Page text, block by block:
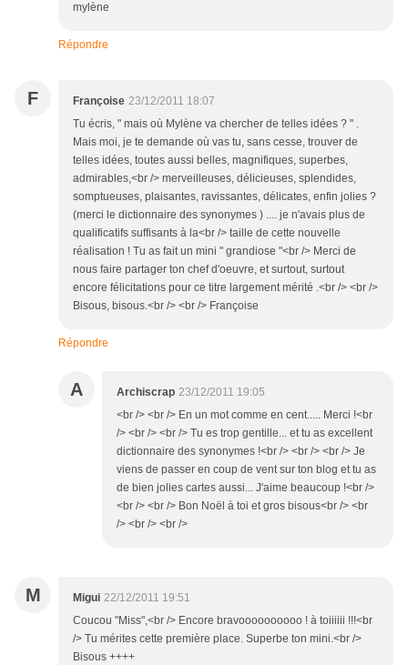
mylène
Répondre
F Françoise 23/12/2011 18:07
Tu écris, " mais où Mylène va chercher de telles idées ? " .
Mais moi, je te demande où vas tu, sans cesse, trouver de
telles idées, toutes aussi belles, magnifiques, superbes,
admirables,<br /> merveilleuses, délicieuses, splendides,
somptueuses, plaisantes, ravissantes, délicates, enfin jolies ?
(merci le dictionnaire des synonymes ) .... je n'avais plus de
qualificatifs suffisants à la<br /> taille de cette nouvelle
réalisation ! Tu as fait un mini " grandiose "<br /> Merci de
nous faire partager ton chef d'oeuvre, et surtout, surtout
encore félicitations pour ce titre largement mérité .<br /> <br />
Bisous, bisous.<br /> <br /> Françoise
Répondre
A Archiscrap 23/12/2011 19:05
<br /> <br /> En un mot comme en cent..... Merci !<br
/> <br /> <br /> Tu es trop gentille... et tu as excellent
dictionnaire des synonymes !<br /> <br /> <br /> Je
viens de passer en coup de vent sur ton blog et tu as
de bien jolies cartes aussi... J'aime beaucoup !<br />
<br /> <br /> Bon Noël à toi et gros bisous<br /> <br
/> <br /> <br />
M Migui 22/12/2011 19:51
Coucou "Miss",<br /> Encore bravoooooooooo ! à toiiiiii !!!<br
/> Tu mérites cette première place. Superbe ton mini.<br />
Bisous ++++